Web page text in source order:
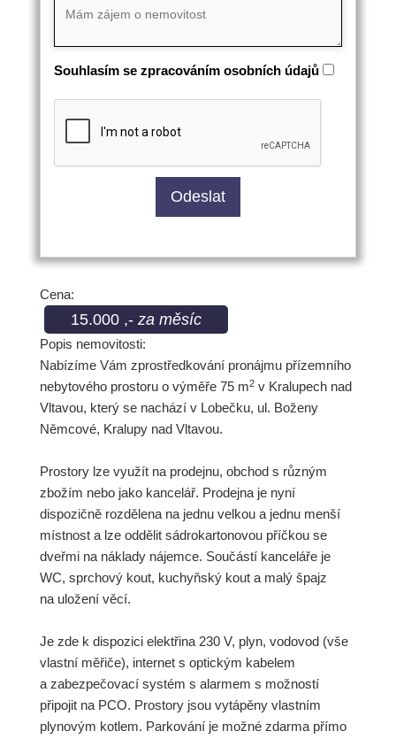
Souhlasím se zpracováním osobních údajů
Cena:
15.000 ,- za měsíc
Popis nemovitosti:
Nabízíme Vám zprostředkování pronájmu přízemního
nebytového prostoru o výměře 75 m2 v Kralupech nad
Vltavou, který se nachází v Lobečku, ul. Boženy
Němcové, Kralupy nad Vltavou.
Prostory lze využít na prodejnu, obchod s různým
zbožím nebo jako kancelář. Prodejna je nyní
dispozičně rozdělena na jednu velkou a jednu menší
místnost a lze oddělit sádrokartonovou příčkou se
dveřmi na náklady nájemce. Součástí kanceláře je
WC, sprchový kout, kuchyňský kout a malý špajz
na uložení věcí.
Je zde k dispozici elektřina 230 V, plyn, vodovod (vše
vlastní měřiče), internet s optickým kabelem
a zabezpečovací systém s alarmem s možností
připojit na PCO. Prostory jsou vytápěny vlastním
plynovým kotlem. Parkování je možné zdarma přímo